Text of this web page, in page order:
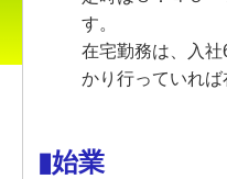
す。
在宅勤務は、入
かり行っていれば
▮始業